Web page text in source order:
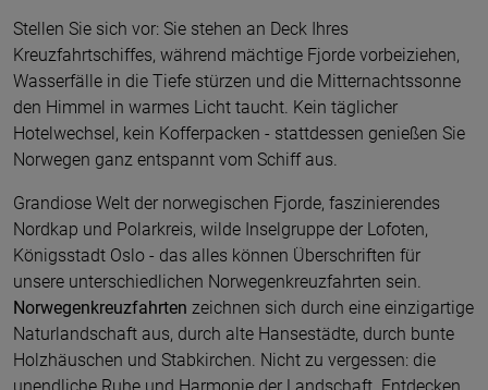
Stellen Sie sich vor: Sie stehen an Deck Ihres
Kreuzfahrtschiffes, während mächtige Fjorde vorbeiziehen,
Wasserfälle in die Tiefe stürzen und die Mitternachtssonne
den Himmel in warmes Licht taucht. Kein täglicher
Hotelwechsel, kein Kofferpacken - stattdessen genießen Sie
Norwegen ganz entspannt vom Schiff aus.
Grandiose Welt der norwegischen Fjorde, faszinierendes
Nordkap und Polarkreis, wilde Inselgruppe der Lofoten,
Königsstadt Oslo - das alles können Überschriften für
unsere unterschiedlichen Norwegenkreuzfahrten sein.
Norwegenkreuzfahrten zeichnen sich durch eine einzigartige
Naturlandschaft aus, durch alte Hansestädte, durch bunte
Holzhäuschen und Stabkirchen. Nicht zu vergessen: die